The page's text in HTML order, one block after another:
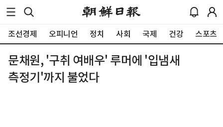
조선경제 오피니언 정치 사회 국제 건강 스포츠
문채원, '구취 여배우' 루머에 '입냄새
측정기'까지 불었다